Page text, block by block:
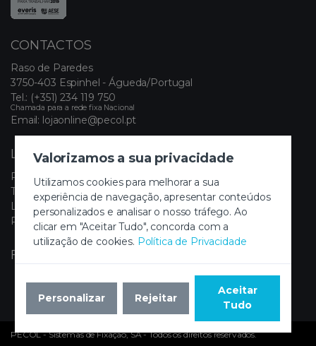
Valorizamos a sua privacidade
Utilizamos cookies para melhorar a sua
experiência de navegação, apresentar conteúdos
personalizados e analisar o nosso tráfego. Ao
clicar em "Aceitar Tudo", concorda com a
utilização de cookies. Política de Privacidade
Personalizar Rejeitar
Aceitar
Tudo
CONTACTOS
Raso de Paredes
3750-403 Espinhel - Águeda/Portugal
Tel.: (+351) 234 119 750
Chamada para a rede fixa Nacional
Email: lojaonline@pecol.pt
LINKS ÚTEIS
Política de Privacidade
Termos e Condições
Livro de Reclamações Eletrónico
Painel de Cookies
FIQUE A PAR DAS NOVIDADES
PECOL - Sistemas de Fixação, SA - Todos os direitos reservados.